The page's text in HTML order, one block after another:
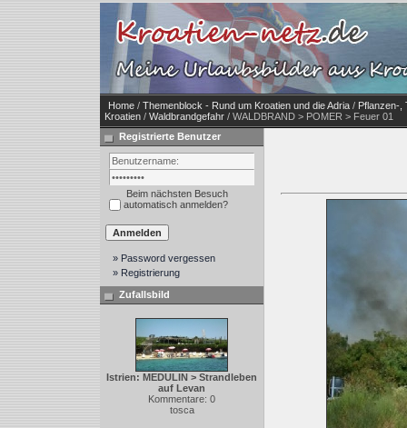
Home / Themenblock - Rund um Kroatien und die Adria / Pflanzen-,
Kroatien / Waldbrandgefahr / WALDBRAND > POMER > Feuer 01
Registrierte Benutzer
Beim nächsten Besuch
automatisch anmelden?
» Password vergessen
» Registrierung
Zufallsbild
Istrien: MEDULIN > Strandleben
auf Levan
Kommentare: 0
tosca